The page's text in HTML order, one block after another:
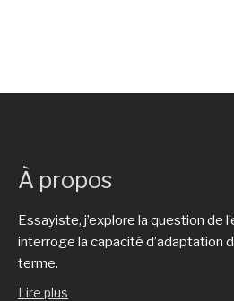
À propos
Essayiste, j’explore la question de
interroge la capacité d’adaptation
terme.
Lire plus